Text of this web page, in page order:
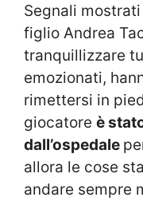
Segnali
figlio Andrea
tranquillizzare
emozionati,
rimettersi in
giocatore è
dall’ospedale
allora le cose
andare sempre